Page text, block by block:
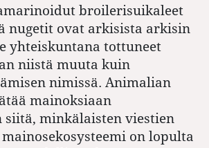
broilerisuikaleet
nugetit ovat arkisista arkisin
yhteiskuntana tottuneet
niistä muuta kuin
nimissä. Animalian
mainoksiaan
minkälaisten viestien
on lopulta